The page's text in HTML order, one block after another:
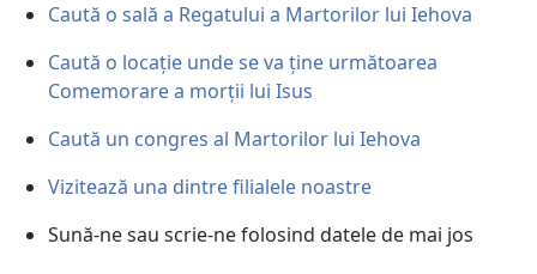
Caută o sală a Regatului a Martorilor lui Iehova
Caută o locație unde se va ține următoarea
Comemorare a morții lui Isus
Caută un congres al Martorilor lui Iehova
Vizitează una dintre filialele noastre
Sună-ne sau scrie-ne folosind datele de mai jos